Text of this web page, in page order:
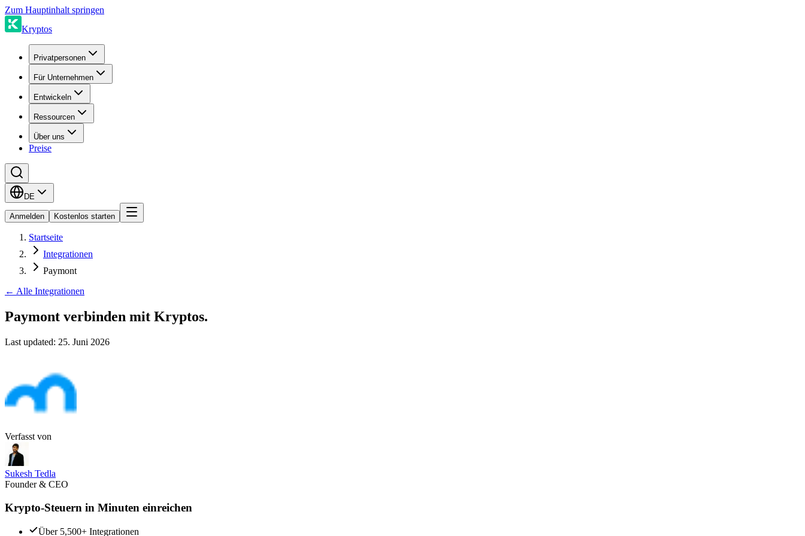
Zum Hauptinhalt springen
Kryptos
Privatpersonen
Für Unternehmen
Entwickeln
Ressourcen
Über uns
Preise
DE
Anmelden Kostenlos starten
Startseite
Integrationen
Paymont
← Alle Integrationen
Paymont verbinden mit Kryptos.
Last updated: 25. Juni 2026
Verfasst von
Sukesh Tedla
Founder & CEO
Krypto-Steuern in Minuten einreichen
Über 5,500+ Integrationen